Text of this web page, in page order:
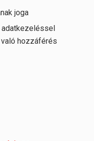
joga
hozzáférés